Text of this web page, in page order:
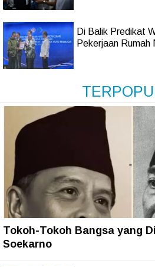
Di Balik Predikat
Pekerjaan Rumah
Tokoh-Tokoh Bangsa yang
Soekarno